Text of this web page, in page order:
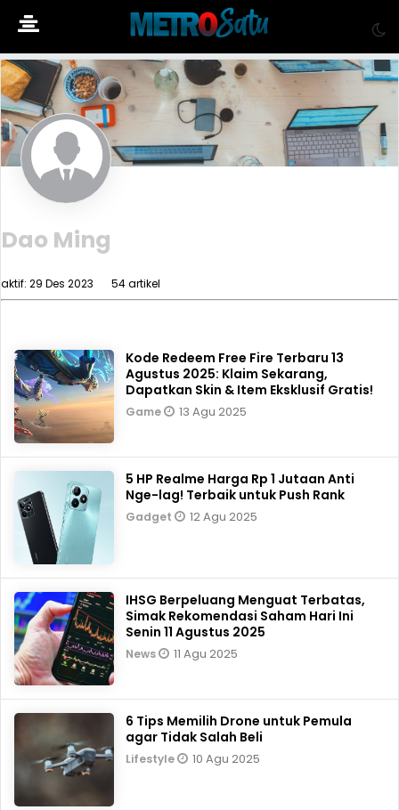
Dao Ming
aktif: 29 Des 2023 54 artikel
Kode Redeem Free Fire Terbaru 13
Agustus 2025: Klaim Sekarang,
Dapatkan Skin & Item Eksklusif Gratis!
Game 13 Agu 2025
5 HP Realme Harga Rp 1 Jutaan Anti
Nge-lag! Terbaik untuk Push Rank
Gadget 12 Agu 2025
IHSG Berpeluang Menguat Terbatas,
Simak Rekomendasi Saham Hari Ini
Senin 11 Agustus 2025
News 11 Agu 2025
6 Tips Memilih Drone untuk Pemula
agar Tidak Salah Beli
Lifestyle 10 Agu 2025